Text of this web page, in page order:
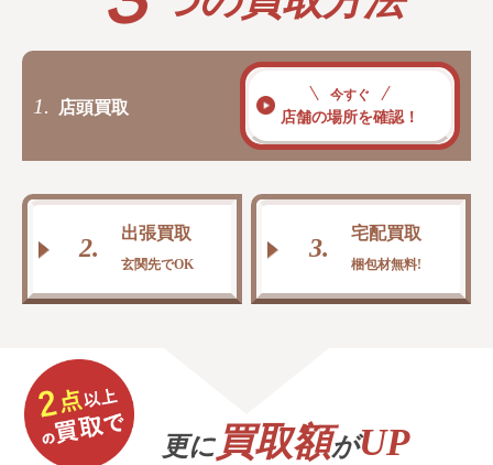
1. 店頭買取
今すぐ
店舗の場所を確認！
2.
出張買取
玄関先でOK
3.
宅配買取
梱包材無料!
更に買取額がUP